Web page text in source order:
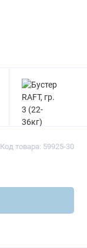
Код товара: 59925-30